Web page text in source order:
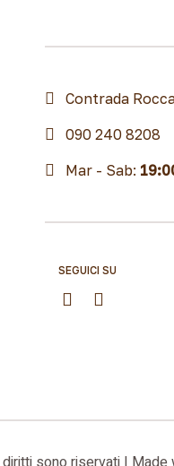
Contrada
090 240 8208
Mar - Sab:
SEGUICI SU